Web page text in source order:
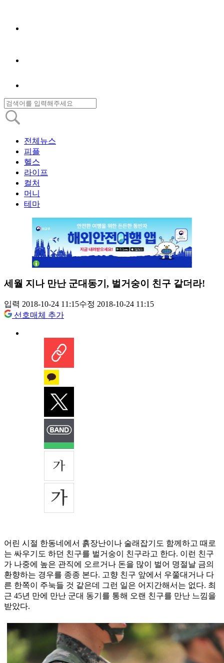
전체뉴스
피플
헬스
라이프
컬처
머니
테마
세월 지나 만난 군대동기, 벌거숭이 친구 같더라!
입력 2018-10-24 11:15수정 2018-10-24 11:15
선호매체 추가
어린 시절 한동네에서 흙장난이나 술래잡기도 함께하고 때로
는 싸우기도 하던 친구를 벌거숭이 친구라고 한다. 이런 친구
가 나중에 높은 관직에 오르거나 돈을 많이 벌어 명절날 금의
환향하는 경우를 종종 본다. 고향 친구 앞에서 우쭐대거나 다
른 한쪽이 주눅들 것 같은데 그런 일은 어지간해서는 없다. 최
근 45년 만에 만난 군대 동기를 통해 오랜 친구를 만난 느낌을
받았다.